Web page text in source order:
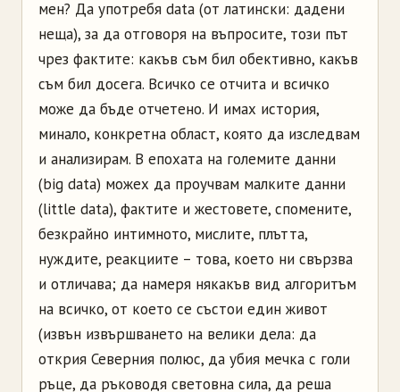
мен? Да употребя data (от латински: дадени
неща), за да отговоря на въпросите, този път
чрез фактите: какъв съм бил обективно, какъв
съм бил досега. Всичко се отчита и всичко
може да бъде отчетено. И имах история,
минало, конкретна област, която да изследвам
и анализирам. В епохата на големите данни
(big data) можех да проучвам малките данни
(little data), фактите и жестовете, спомените,
безкрайно интимното, мислите, плътта,
нуждите, реакциите – това, което ни свързва
и отличава; да намеря някакъв вид алгоритъм
на всичко, от което се състои един живот
(извън извършването на велики дела: да
открия Северния полюс, да убия мечка с голи
ръце, да ръководя световна сила, да реша